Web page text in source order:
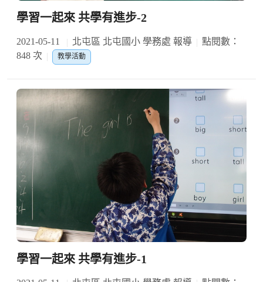
學習一起來 共學有進步-2
2021-05-11 北屯區 北屯國小 學務處 報導
點閱數：
848 次
教學活動
學習一起來 共學有進步-1